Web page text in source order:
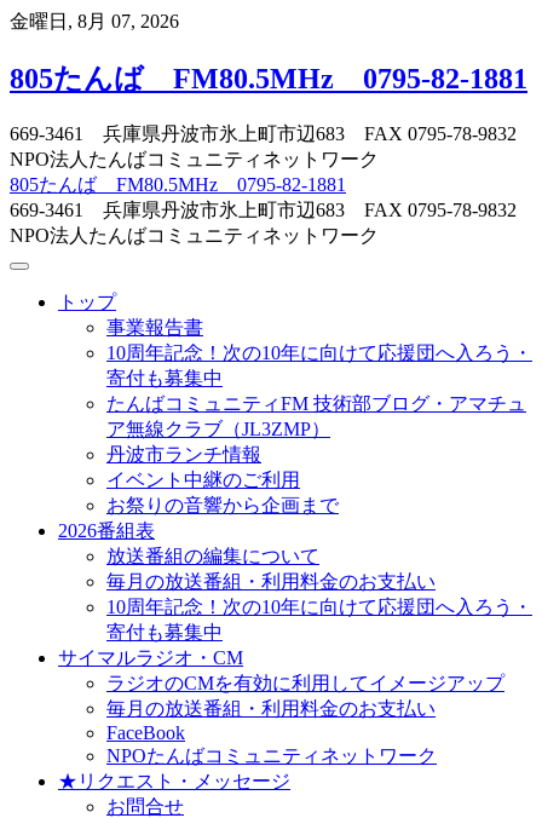
Skip
content
金曜日, 8月 07, 2026
805たんば FM80.5MHz 0795-82-1881
669-3461 兵庫県丹波市氷上町市辺683 FAX 0795-78-9832
NPO法人たんばコミュニティネットワーク
805たんば FM80.5MHz 0795-82-1881
669-3461 兵庫県丹波市氷上町市辺683 FAX 0795-78-9832
NPO法人たんばコミュニティネットワーク
トップ
事業報告書
10周年記念！次の10年に向けて応援団へ入ろう・
寄付も募集中
たんばコミュニティFM 技術部ブログ・アマチュ
ア無線クラブ（JL3ZMP）
丹波市ランチ情報
イベント中継のご利用
お祭りの音響から企画まで
2026番組表
放送番組の編集について
毎月の放送番組・利用料金のお支払い
10周年記念！次の10年に向けて応援団へ入ろう・
寄付も募集中
サイマルラジオ・CM
ラジオのCMを有効に利用してイメージアップ
毎月の放送番組・利用料金のお支払い
FaceBook
NPOたんばコミュニティネットワーク
★リクエスト・メッセージ
お問合せ